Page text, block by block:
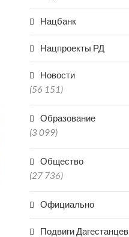
ГАЦАЛОВ: «ПОБЕДА НА
ГАРАНТИРУЕТ УЧАСТИЯ...
Нацбанк
Нацпроекты РД
Новости
(56 151)
Образование
(3 099)
Общество
(27 736)
Официально
Подвиги Дагестанцев